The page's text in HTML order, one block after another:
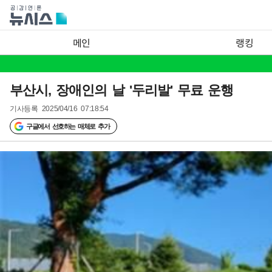
메인 랭킹
부산시, 장애인의 날 '두리발' 무료 운행
기사등록 2025/04/16 07:18:54
구글에서 선호하는 매체로 추가